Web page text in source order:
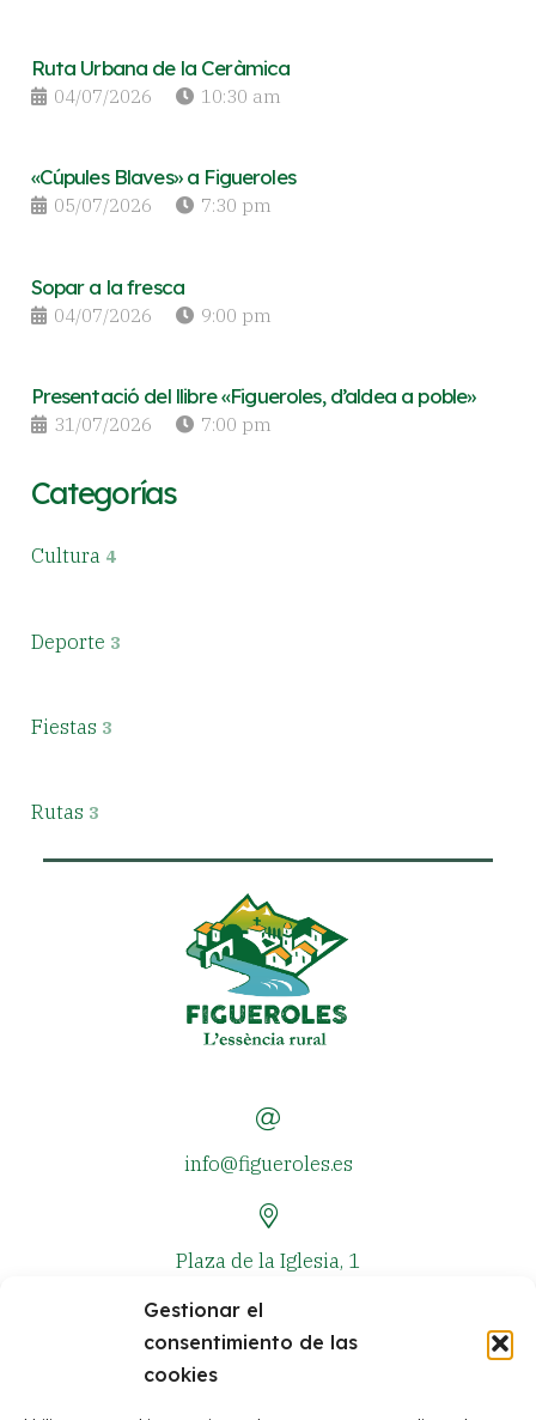
Gestionar el
consentimiento de las
cookies
Ruta Urbana de la Ceràmica
04/07/2026 10:30 am
«Cúpules Blaves» a Figueroles
05/07/2026 7:30 pm
Sopar a la fresca
04/07/2026 9:00 pm
Presentació del llibre «Figueroles, d’aldea a poble»
31/07/2026 7:00 pm
Categorías
Cultura 4
Deporte 3
Fiestas 3
Rutas 3
info@figueroles.es
Plaza de la Iglesia, 1
+34 964 381 573